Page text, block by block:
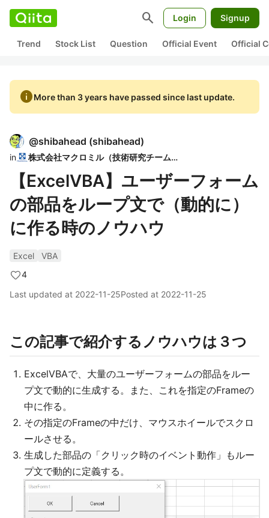
search Login Signup
Trend Stock List Question Official Event Official
infoMore than 3 years have passed since last update.
@shibahead (shibahead)
in 株式会社マクロミル（技術研究チーム）
【ExcelVBA】ユーザーフォーム
の部品をループ文で（動的に）
に作る時のノウハウ
Excel
VBA
4
Last updated at 2022-11-25Posted at 2022-11-25
この記事で紹介するノウハウは３つ
ExcelVBAで、大量のユーザーフォームの部品をルー
プ文で動的に生成する。また、これを指定のFrameの
中に作る。
その指定のFrameの中だけ、マウスホイールでスクロ
ールさせる。
生成した部品の「クリック時のイベント動作」もルー
プ文で動的に定義する。